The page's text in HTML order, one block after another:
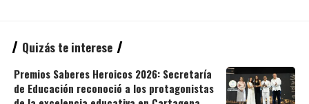
Quizás te interese
Premios Saberes Heroicos 2026: Secretaría
de Educación reconoció a los protagonistas